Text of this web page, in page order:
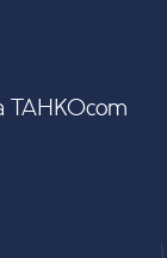
TAHKOcom